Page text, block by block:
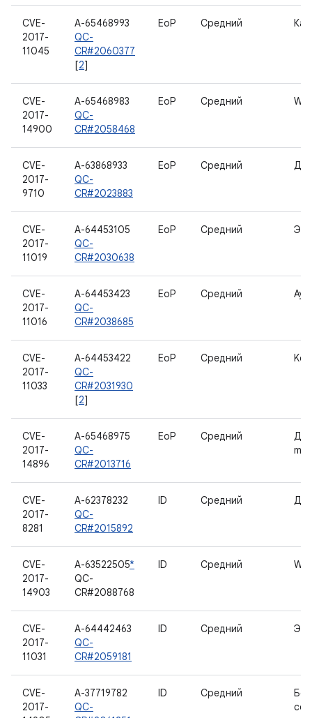
CVE-
2017-
11045
A-65468993
QC-
CR#2060377
[2]
EoP Средний
CVE-
2017-
14900
A-65468983
QC-
CR#2058468
EoP Средний
CVE-
2017-
9710
A-63868933
QC-
CR#2023883
EoP Средний
CVE-
2017-
11019
A-64453105
QC-
CR#2030638
EoP Средний
CVE-
2017-
11016
A-64453423
QC-
CR#2038685
EoP Средний
CVE-
2017-
11033
A-64453422
QC-
CR#2031930
[2]
EoP Средний
CVE-
2017-
14896
A-65468975
QC-
CR#2013716
EoP Средний
CVE-
2017-
8281
A-62378232
QC-
CR#2015892
ID Средний
CVE-
2017-
14903
A-63522505*
QC-
CR#2088768
ID Средний
CVE-
2017-
11031
A-64442463
QC-
CR#2059181
ID Средний
CVE-
2017-
A-37719782
QC-
ID Средний